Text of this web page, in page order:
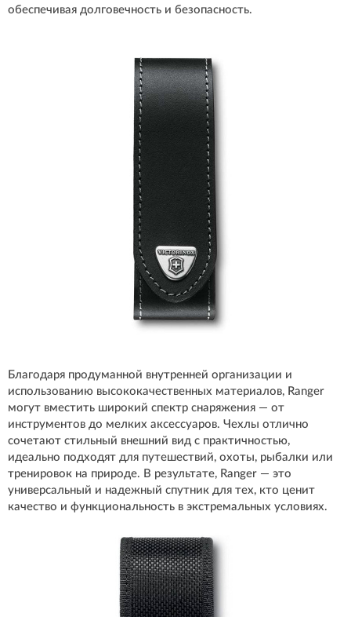
обеспечивая долговечность и безопасность.
Благодаря продуманной внутренней организации и
использованию высококачественных материалов, Ranger
могут вместить широкий спектр снаряжения — от
инструментов до мелких аксессуаров. Чехлы отлично
сочетают стильный внешний вид с практичностью,
идеально подходят для путешествий, охоты, рыбалки или
тренировок на природе. В результате, Ranger — это
универсальный и надежный спутник для тех, кто ценит
качество и функциональность в экстремальных условиях.